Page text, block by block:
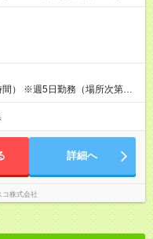
関係 1日150個配達×25日勤務
） ※週5日勤務（場所次第で
て時間外での勤務可能性有り ※
が完了次第、帰社OKです
詳細へ
株式会社